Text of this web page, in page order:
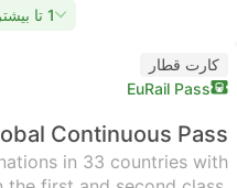
1 تا بیشتر از ‎$۳۳۰٫۳۷
کارت قطار
EuRail Pass
Continuous Pass
in 33 countries with